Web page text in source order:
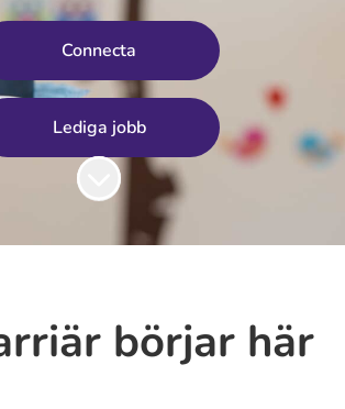
Connecta
Lediga jobb
Skrolla för mer innehåll
börjar här